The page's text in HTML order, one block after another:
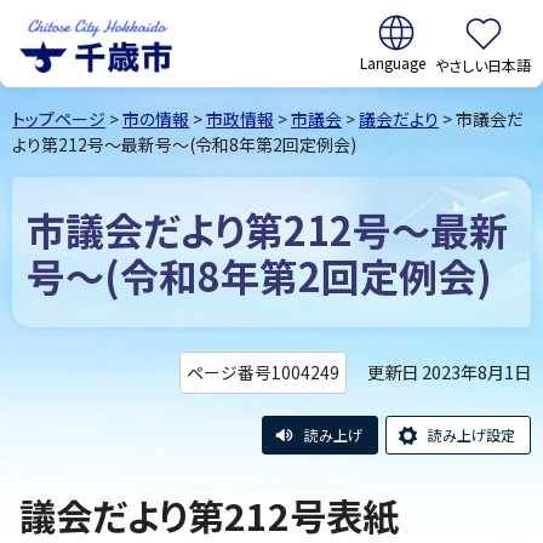
千歳市Chitose
City Hokkaido
翻訳:
やさしい日本語
トップページ >市の情報 >市政情報 >市議会 >議会だより > 市議会だ
より第212号～最新号～(令和8年第2回定例会)
市議会だより第212号～最新
号～(令和8年第2回定例会)
ページ番号1004249 更新日 2023年8月1日
読み上げ 読み上げ設定
議会だより第212号表紙